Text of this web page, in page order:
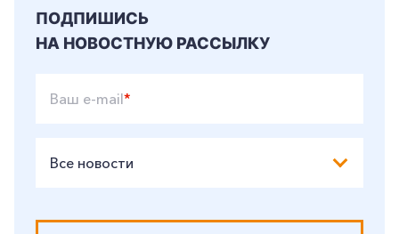
ПОДПИШИСЬ
НА НОВОСТНУЮ РАССЫЛКУ
Ваш e-mail*
Все новости